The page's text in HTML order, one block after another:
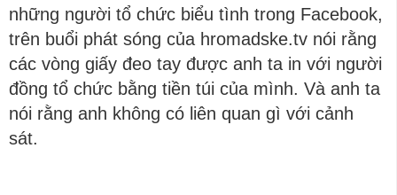
những người tổ chức biểu tình trong Facebook,
trên buổi phát sóng của hromadske.tv nói rằng
các vòng giấy đeo tay được anh ta in với người
đồng tổ chức bằng tiền túi của mình. Và anh ta
nói rằng anh không có liên quan gì với cảnh
sát.